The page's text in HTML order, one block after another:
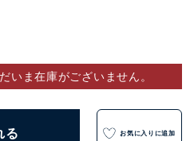
いま在庫がございません。
る お気に入りに追加